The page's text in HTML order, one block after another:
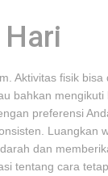
Aktivitas fisik
bahkan
preferensi
Luangkan
dan
tentang cara